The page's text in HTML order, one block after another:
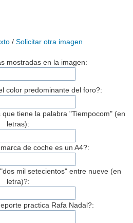
/ Solicitar otra imagen
mostradas en la imagen:
color predominante del foro?:
tiene la palabra "Tiempocom" (en
letras):
de coche es un A4?:
mil setecientos" entre nueve (en
letra)?:
practica Rafa Nadal?: